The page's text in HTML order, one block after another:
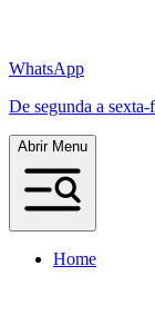
WhatsApp
De segunda a
Abrir Menu
Home